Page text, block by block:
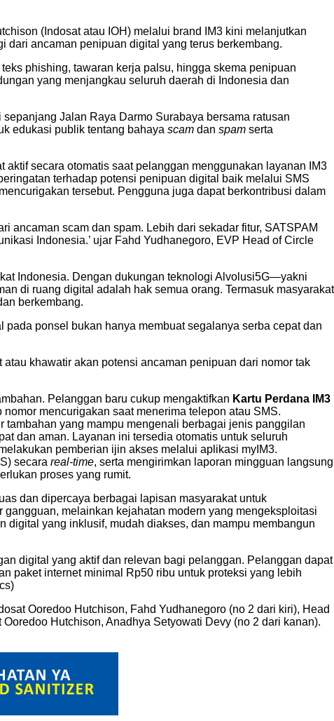
(Indosat atau IOH) melalui brand IM3 kini melanjutkan
dari ancaman penipuan digital yang terus berkembang.
phishing, tawaran kerja palsu, hingga skema penipuan
yang menjangkau seluruh daerah di Indonesia dan
Jalan Raya Darmo Surabaya bersama ratusan
edukasi publik tentang bahaya scam dan spam serta
secara otomatis saat pelanggan menggunakan layanan IM3
terhadap potensi penipuan digital baik melalui SMS
tersebut. Pengguna juga dapat berkontribusi dalam
ancaman scam dan spam. Lebih dari sekadar fitur, SATSPAM
Indonesia.’ ujar Fahd Yudhanegoro, EVP Head of Circle
Indonesia. Dengan dukungan teknologi Alvolusi5G—yakni
di ruang digital adalah hak semua orang. Termasuk masyarakat
berkembang.
ponsel bukan hanya membuat segalanya serba cepat dan
khawatir akan potensi ancaman penipuan dari nomor tak
Pelanggan baru cukup mengaktifkan Kartu Perdana IM3
mencurigakan saat menerima telepon atau SMS.
yang mampu mengenali berbagai jenis panggilan
dan aman. Layanan ini tersedia otomatis untuk seluruh
pemberian ijin akses melalui aplikasi myIM3.
secara real-time, serta mengirimkan laporan mingguan langsung
proses yang rumit.
dan dipercaya berbagai lapisan masyarakat untuk
melainkan kejahatan modern yang mengeksploitasi
yang inklusif, mudah diakses, dan mampu membangun
digital yang aktif dan relevan bagi pelanggan. Pelanggan dapat
paket internet minimal Rp50 ribu untuk proteksi yang lebih
Ooredoo Hutchison, Fahd Yudhanegoro (no 2 dari kiri), Head
Hutchison, ⁠Anadhya Setyowati Devy (no 2 dari kanan).